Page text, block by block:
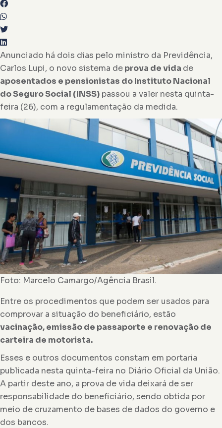
Anunciado há dois dias pelo ministro da Previdência,
Carlos Lupi, o novo sistema deprova de vida de
aposentados e pensionistas do Instituto Nacional
do Seguro Social (INSS) passou a valer nesta quinta-
feira (26), com a regulamentação da medida.
Foto: Marcelo Camargo/Agência Brasil.
Entre os procedimentos que podem ser usados para
comprovar a situação do beneficiário, estão
vacinação, emissão de passaporte e renovação de
carteira de motorista.
Esses e outros documentos constam em portaria
publicada nesta quinta-feira no Diário Oficial da União.
A partir deste ano, a prova de vida deixará de ser
responsabilidade do beneficiário, sendo obtida por
meio de cruzamento de bases de dados do governo e
dos bancos.